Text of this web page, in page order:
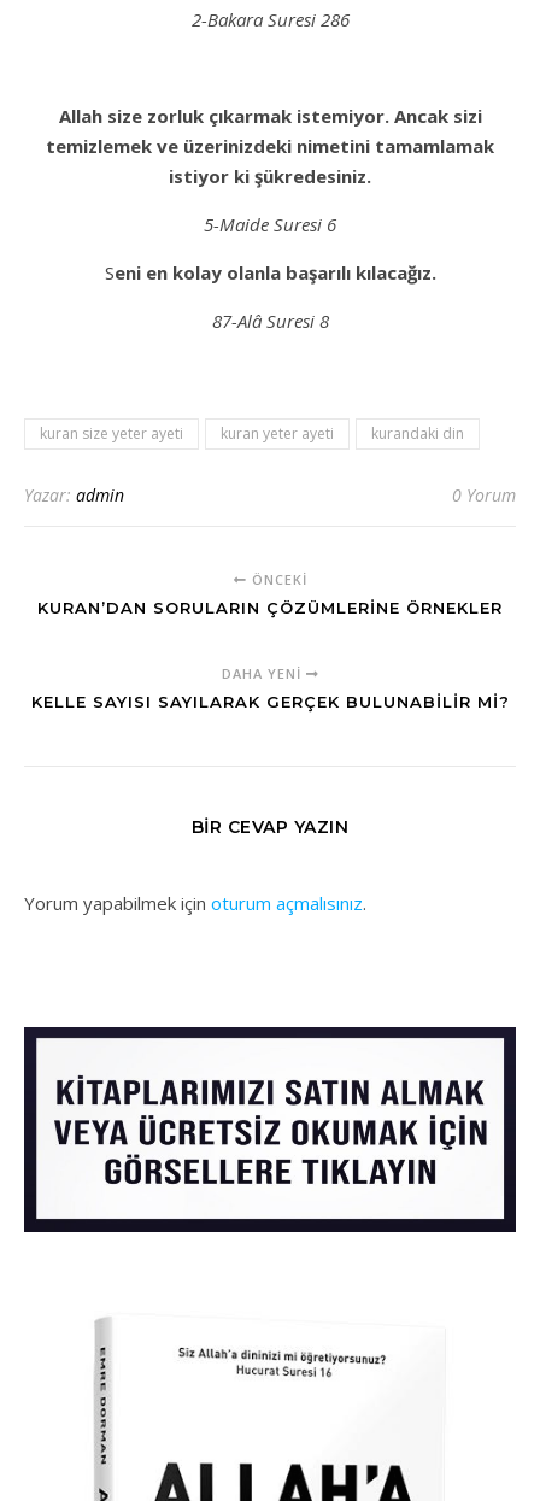
2-Bakara Suresi 286
Allah size zorluk çıkarmak istemiyor. Ancak sizi
temizlemek ve üzerinizdeki nimetini tamamlamak
istiyor ki şükredesiniz.
5-Maide Suresi 6
Seni en kolay olanla başarılı kılacağız.
87-Alâ Suresi 8
kuran size yeter ayeti kuran yeter ayeti kurandaki din
Yazar: admin 0 Yorum
ÖNCEKI
KURAN’DAN SORULARIN ÇÖZÜMLERİNE ÖRNEKLER
DAHA YENI
KELLE SAYISI SAYILARAK GERÇEK BULUNABİLİR Mİ?
BIR CEVAP YAZIN
Yorum yapabilmek için oturum açmalısınız.